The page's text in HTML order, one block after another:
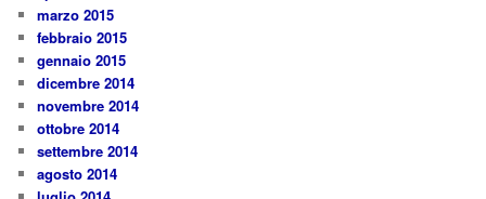
marzo 2015
febbraio 2015
gennaio 2015
dicembre 2014
novembre 2014
ottobre 2014
settembre 2014
agosto 2014